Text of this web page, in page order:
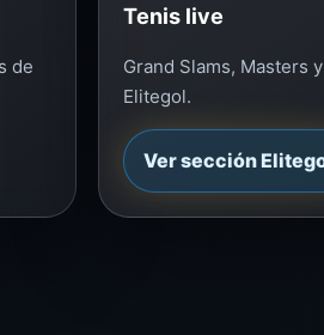
de
Tenis live
Grand Slams, Masters
Elitegol.
Ver sección